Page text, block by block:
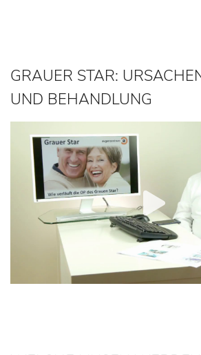
GRAUER STAR:
UND BEHANDLUNG